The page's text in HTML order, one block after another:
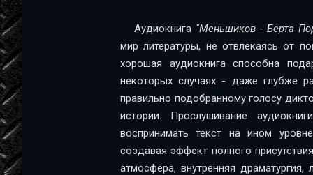
02_03
03_02
03_03
04_01
Аудиокнига "Меньшиков - Берта
мир литературы, не отвлекаясь от
хорошая аудиокнига способна
некоторых случаях - даже глубже
правильно подобранному голосу
истории. Прослушивание
воспринимать текст на ином
создавая эффект полного
атмосфера, внутренняя